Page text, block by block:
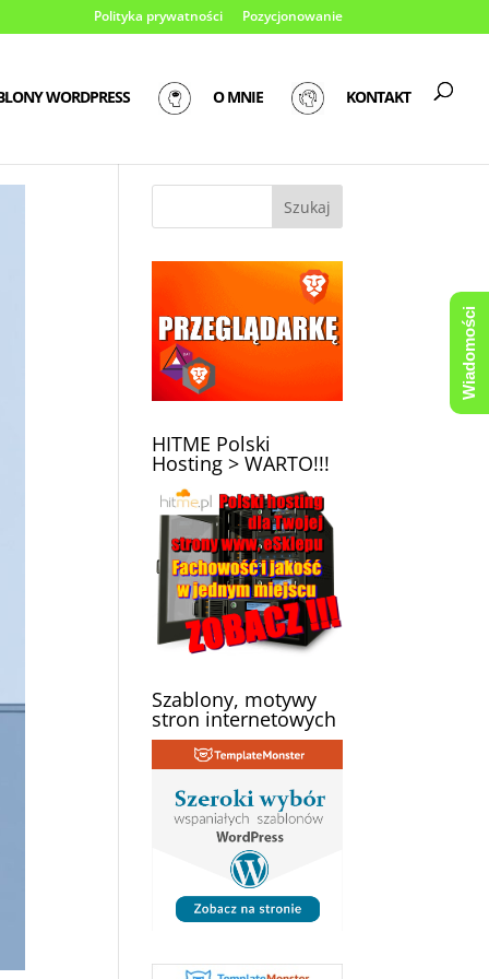
Polityka prywatności Pozycjonowanie
WORDPRESS O MNIE KONTAKT
HITME Polski
Hosting > WARTO!!!
Szablony, motywy
stron internetowych
Wiadomości